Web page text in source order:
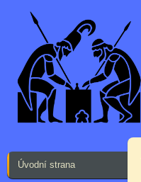
Úvodní strana